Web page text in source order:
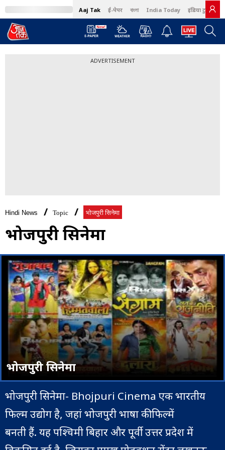
Aaj Tak ई-पेपर বাংলা India Today इंडिया टुडे हिंदी
ADVERTISEMENT
Hindi News Topic भोजपुरी सिनेमा
भोजपुरी सिनेमा
भोजपुरी सिनेमा
भोजपुरी सिनेमा- Bhojpuri Cinema एक भारतीय
फिल्म उद्योग है, जहां भोजपुरी भाषा की फिल्में
बनती हैं. यह पश्चिमी बिहार और पूर्वी उत्तर प्रदेश में